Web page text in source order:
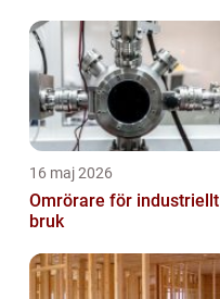
16 maj 2026
Omrörare för industriellt
bruk